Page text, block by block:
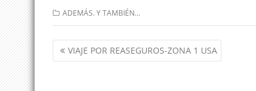
ADEMÁS. Y TAMBIÉN...
Navegación
de
VIAJE POR REASEGUROS-ZONA 1 USA